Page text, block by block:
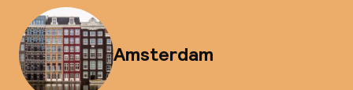
Amsterdam